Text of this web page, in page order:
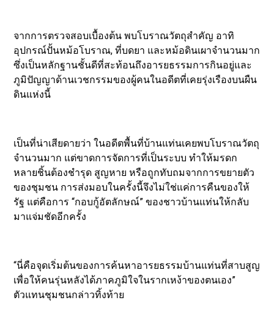
จากการตรวจสอบเบื้องต้น พบโบราณวัตถุสำคัญ อาทิ
อุปกรณ์ปั้นหม้อโบราณ, ที่บดยา และหม้อดินเผาจำนวนมาก
ซึ่งเป็นหลักฐานชั้นดีที่สะท้อนถึงอารยธรรมการกินอยู่และ
ภูมิปัญญาด้านเวชกรรมของผู้คนในอดีตที่เคยรุ่งเรืองบนผืน
ดินแห่งนี้
เป็นที่น่าเสียดายว่า ในอดีตพื้นที่บ้านแท่นเคยพบโบราณวัตถุ
จำนวนมาก แต่ขาดการจัดการที่เป็นระบบ ทำให้มรดก
หลายชิ้นต้องชำรุด สูญหาย หรือถูกทับถมจากการขยายตัว
ของชุมชน การส่งมอบในครั้งนี้จึงไม่ใช่แค่การคืนของให้
รัฐ แต่คือการ “กอบกู้อัตลักษณ์” ของชาวบ้านแท่นให้กลับ
มาแจ่มชัดอีกครั้ง
“นี่คือจุดเริ่มต้นของการค้นหาอารยธรรมบ้านแท่นที่สาบสูญ
เพื่อให้คนรุ่นหลังได้ภาคภูมิใจในรากเหง้าของตนเอง”
ตัวแทนชุมชนกล่าวทิ้งท้าย